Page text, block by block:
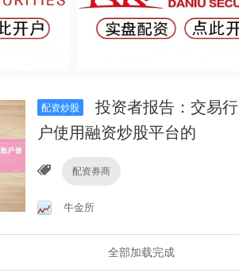
配资炒股
投资者报告：交易
户使用融资炒股平台的
配资券商
牛金所
全部加载完成